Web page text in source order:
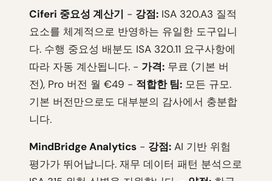
Ciferi 중요성 계산기 - 강점: ISA 320.A3 질적
요소를 체계적으로 반영하는 유일한 도구입니
다. 수행 중요성 배분도 ISA 320.11 요구사항에
따라 자동 계산됩니다. - 가격: 무료 (기본 버
전), Pro 버전 월 €49 - 적합한 팀: 모든 규모.
기본 버전만으로도 대부분의 감사에서 충분합
니다.
MindBridge Analytics - 강점: AI 기반 위험
평가가 뛰어납니다. 재무 데이터 패턴 분석으로